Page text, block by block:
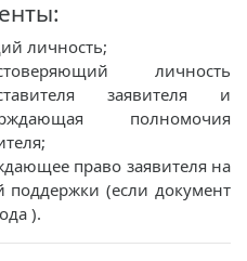
личность;
личность
заявителя и
полномочия
право заявителя на
поддержки (если документ
).